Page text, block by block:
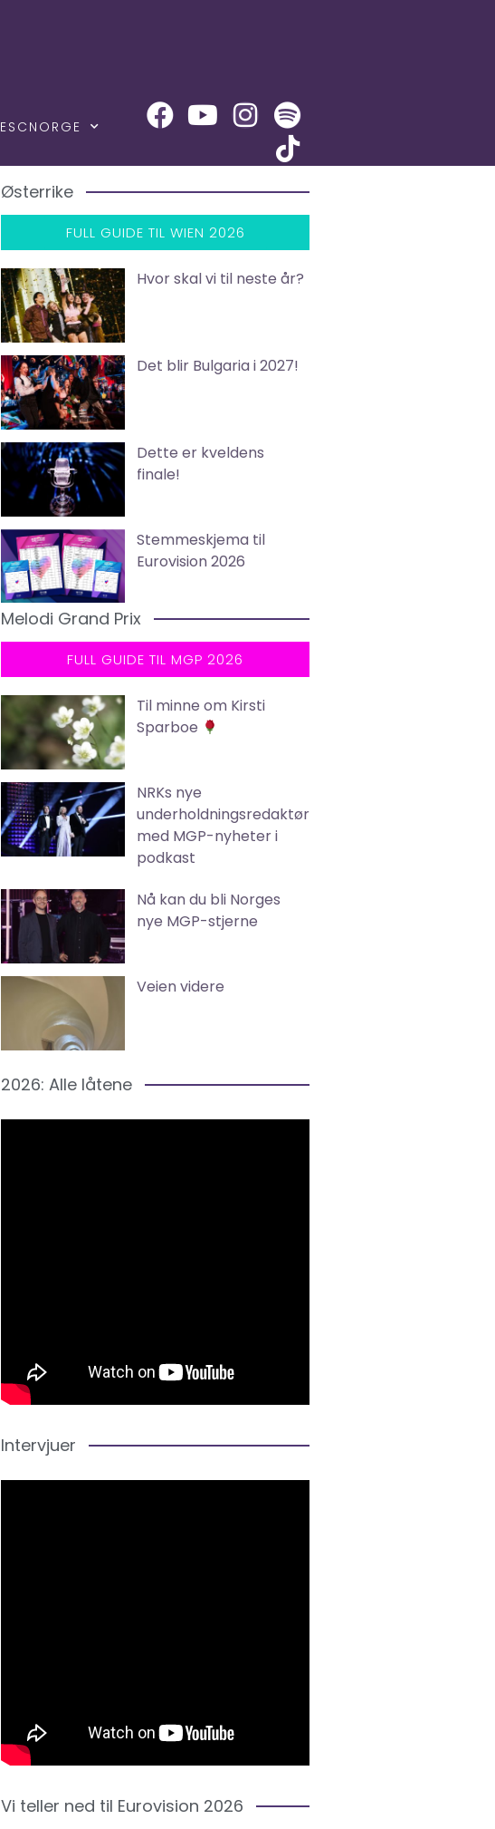
ESCNORGE
Østerrike
FULL GUIDE TIL WIEN 2026
Hvor skal vi til neste år?
Det blir Bulgaria i 2027!
Dette er kveldens
finale!
Stemmeskjema til
Eurovision 2026
Melodi Grand Prix
FULL GUIDE TIL MGP 2026
Til minne om Kirsti
Sparboe
NRKs nye
underholdningsredaktør
med MGP-nyheter i
podkast
Nå kan du bli Norges
nye MGP-stjerne
Veien videre
2026: Alle låtene
Intervjuer
Vi teller ned til Eurovision 2026